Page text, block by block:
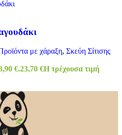
με χάραξη, Σκεύη Σίτισης
€.23,70 €Η τρέχουσα τιμή